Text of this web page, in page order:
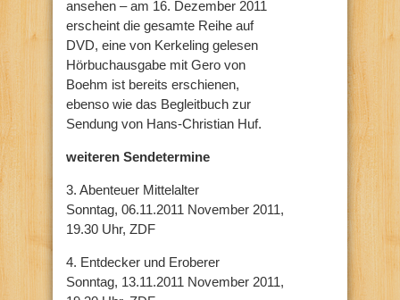
ansehen – am 16. Dezember 2011
erscheint die gesamte Reihe auf
DVD, eine von Kerkeling gelesen
Hörbuchausgabe mit Gero von
Boehm ist bereits erschienen,
ebenso wie das Begleitbuch zur
Sendung von Hans-Christian Huf.
weiteren Sendetermine
3. Abenteuer Mittelalter
Sonntag, 06.11.2011 November 2011,
19.30 Uhr, ZDF
4. Entdecker und Eroberer
Sonntag, 13.11.2011 November 2011,